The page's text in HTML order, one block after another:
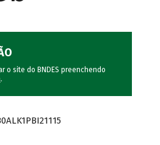
o site do BNDES preenchendo
.